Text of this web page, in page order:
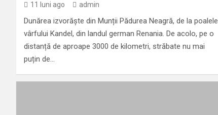
11 luni ago admin
Dunărea izvorăște din Munții Pădurea Neagră, de la poalele
vârfului Kandel, din landul german Renania. De acolo, pe o
distanță de aproape 3000 de kilometri, străbate nu mai
puțin de…